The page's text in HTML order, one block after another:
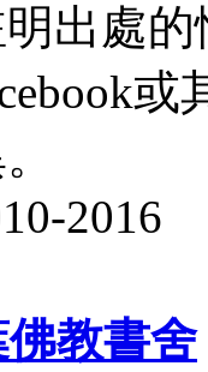
出處
2016
教書舍